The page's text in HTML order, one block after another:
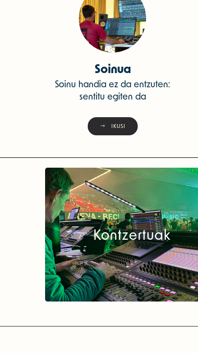
Soinua
Soinu handia ez da entzuten:
sentitu egiten da
IKUSI
Kontzertuak